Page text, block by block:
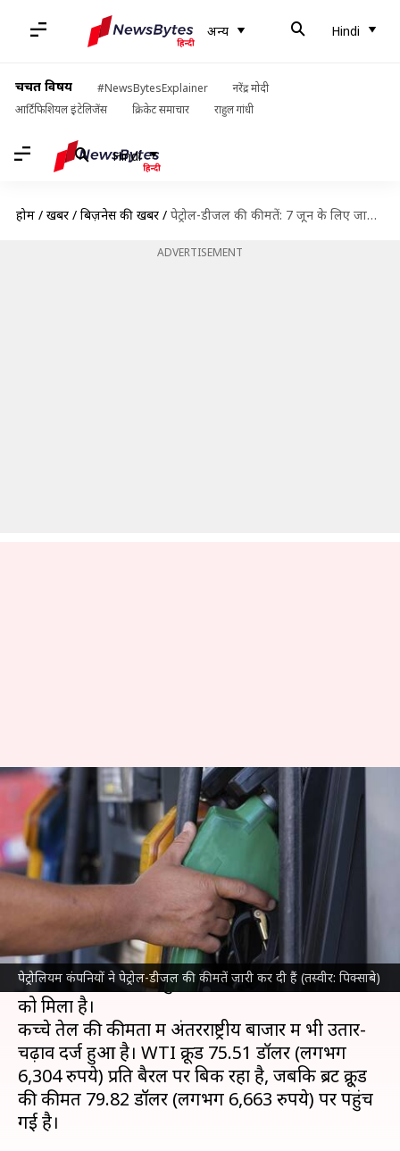
अन्य Hindi
चर्चित विषय #NewsBytesExplainer
नरेंद्र मोदी
आर्टिफिशियल इंटेलिजेंस
क्रिकेट समाचार राहुल गांधी
Hindi
होम / खबरें / बिज़नेस की खबरें / पेट्रोल-डीजल की कीमतें: 7 जून के लिए जारी हुए नए दाम, यहां हुआ बदलाव
ADVERTISEMENT
पेट्रोलियम कंपनियों ने पेट्रोल-डीजल की कीमतें जारी कर दी हैं (तस्वीर: पिक्साबे)
पेट्रोल-डीजल की कीमतें: 7 जून के लिए
जारी हुए नए दाम, यहां हुआ बदलाव
लेखन बिश्वजीत कुमार Jun 07, 2024 09:32 am
देश में आज (7 जून) के लिए पेट्रोलियम कंपनियों ने
डीजल की कीमतेंजारी कर दी हैं। राष्ट्रीय स्तर पर तेल की
कीमतें स्थिर हैं, लेकिन कुछ शहरों में मामले बदलाव देखने
को मिला है।
कच्चे तेल की कीमतों में अंतरराष्ट्रीय बाजार में भी उतार-
चढ़ाव दर्ज हुआ है। WTI क्रूड 75.51 डॉलर (लगभग
6,304 रुपये) प्रति बैरल पर बिक रहा है, जबकि ब्रेंट क्रू़ड
की कीमत 79.82 डॉलर (लगभग 6,663 रुपये) पर पहुंच